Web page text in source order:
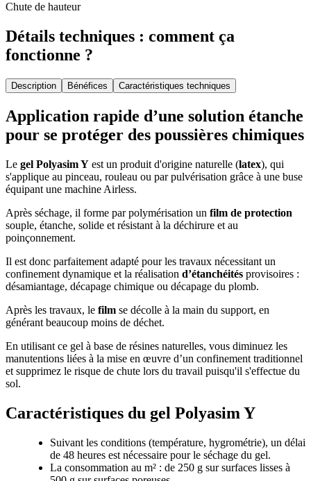
Chute de hauteur
Détails techniques : comment ça
fonctionne ?
Description Bénéfices Caractéristiques techniques
Application rapide d’une solution étanche
pour se protéger des poussières chimiques
Le gel Polyasim Y est un produit d'origine naturelle (latex), qui
s'applique au pinceau, rouleau ou par pulvérisation grâce à une buse
équipant une machine Airless.
Après séchage, il forme par polymérisation un film de protection
souple, étanche, solide et résistant à la déchirure et au
poinçonnement.
Il est donc parfaitement adapté pour les travaux nécessitant un
confinement dynamique et la réalisation d’étanchéités provisoires :
désamiantage, décapage chimique ou décapage du plomb.
Après les travaux, le film se décolle à la main du support, en
générant beaucoup moins de déchet.
En utilisant ce gel à base de résines naturelles, vous diminuez les
manutentions liées à la mise en œuvre d’un confinement traditionnel
et supprimez le risque de chute lors du travail puisqu'il s'effectue du
sol.
Caractéristiques du gel Polyasim Y
Suivant les conditions (température, hygrométrie), un délai
de 48 heures est nécessaire pour le séchage du gel.
La consommation au m² : de 250 g sur surfaces lisses à